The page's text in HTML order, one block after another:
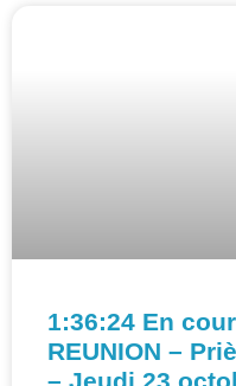
1:36:24 En
REUNION –